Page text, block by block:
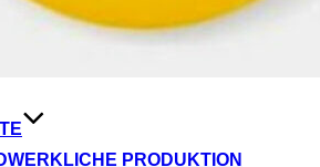
PRODUKTION